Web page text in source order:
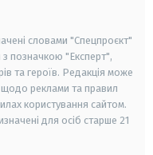
словами "Спецпроєкт"
з позначкою "Експерт",
та героїв. Редакція може
щодо реклами та правил
користування сайтом.
для осіб старше 21